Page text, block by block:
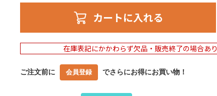
カートに入れる
在庫表記にかかわらず欠品・販売終了の場合あり
ご注文前に 会員登録 でさらにお得にお買い物！